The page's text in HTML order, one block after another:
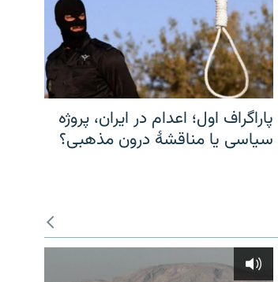
پاراگراف اول؛ اعدام در ایران، پروژه
سیاسی یا مناقشهٔ درون مذهبی؟